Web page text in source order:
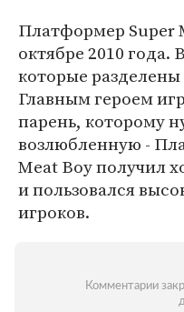
Платформер Super
октябре 2010 года.
которые разделены
Главным героем
парень, которому
возлюбленную -
Meat Boy получил
и пользовался
игроков.
Комментарии